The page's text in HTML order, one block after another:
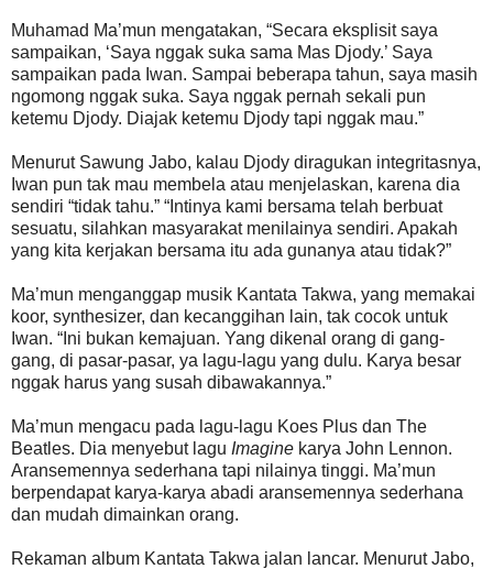
Muhamad Ma’mun mengatakan, “Secara eksplisit saya
sampaikan, ‘Saya nggak suka sama Mas Djody.’ Saya
sampaikan pada Iwan. Sampai beberapa tahun, saya masih
ngomong nggak suka. Saya nggak pernah sekali pun
ketemu Djody. Diajak ketemu Djody tapi nggak mau.”
Menurut Sawung Jabo, kalau Djody diragukan integritasnya,
Iwan pun tak mau membela atau menjelaskan, karena dia
sendiri “tidak tahu.” “Intinya kami bersama telah berbuat
sesuatu, silahkan masyarakat menilainya sendiri. Apakah
yang kita kerjakan bersama itu ada gunanya atau tidak?”
Ma’mun menganggap musik Kantata Takwa, yang memakai
koor, synthesizer, dan kecanggihan lain, tak cocok untuk
Iwan. “Ini bukan kemajuan. Yang dikenal orang di gang-
gang, di pasar-pasar, ya lagu-lagu yang dulu. Karya besar
nggak harus yang susah dibawakannya.”
Ma’mun mengacu pada lagu-lagu Koes Plus dan The
Beatles. Dia menyebut lagu Imagine karya John Lennon.
Aransemennya sederhana tapi nilainya tinggi. Ma’mun
berpendapat karya-karya abadi aransemennya sederhana
dan mudah dimainkan orang.
Rekaman album Kantata Takwa jalan lancar. Menurut Jabo,